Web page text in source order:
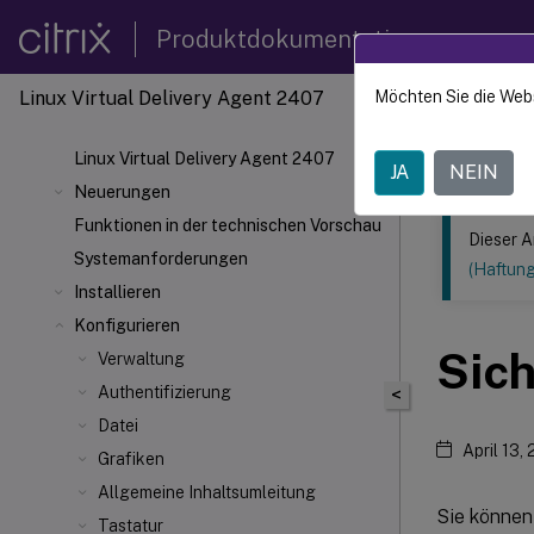
Produktdokumentation
Linux Virtual Delivery Agent 2407
Linux Virtual Delivery Agent 2407
Neuerungen
Funktionen in der technischen Vorschau
Systemanforderungen
Installieren
Konfigurieren
Verwaltung
Authentifizierung
Datei
Grafiken
Allgemeine Inhaltsumleitung
Tastatur
Dieser Inhalt
Linux
<
Dieser
April 13,
Sie
Möchten Sie die
JA NEIN